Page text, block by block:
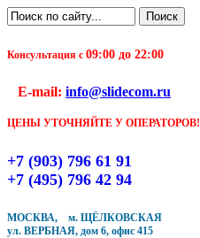
Перейти к основному
Поиск
Консультация с 09:00 до 22:00
E-mail: info@slidecom.ru
ЦЕНЫ УТОЧНЯЙТЕ У ОПЕРАТОРОВ!
+7 (903) 796 61 91
+7 (495) 796 42 94
МОСКВА, м. ЩЁЛКОВСКАЯ
ул. ВЕРБНАЯ, дом 6, офис 415
Чтобы оформить заказ,
ближайшего времени с
и уточнит детали заказа а